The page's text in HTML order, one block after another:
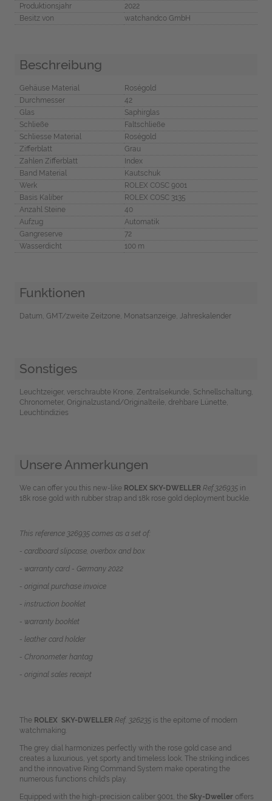
Produktionsjahr
2022
Besitz von
watchandco GmbH
Beschreibung
Gehäuse Material
Roségold
Durchmesser
42
Glas
Saphirglas
Schließe
Faltschließe
Schliesse Material
Roségold
Zifferblatt
Grau
Zahlen Zifferblatt
Index
Band Material
Kautschuk
Werk
ROLEX COSC 9001
Basis Kaliber
ROLEX COSC 3135
Anzahl Steine
40
Aufzug
Automatik
Gangreserve
72
Wasserdicht
100 m
Funktionen
Datum, GMT/zweite Zeitzone, Monatsanzeige, Jahreskalender
Sonstiges
Leuchtzeiger, verschraubte Krone, Zentralsekunde, Schnellschaltung,
Chronometer, Originalzustand/Originalteile, drehbare Lünette,
Leuchtindizies
Unsere Anmerkungen
We can offer you this new-likeROLEX SKY-DWELLER Ref.326935in
18k rose gold with rubber strap and 18k rose gold deployment buckle.
This reference 326935 comes as a set of:
- cardboard slipcase, overbox and box
- warranty card - Germany 2022
- original purchase invoice
- instruction booklet
- warranty booklet
- leather card holder
- Chronometer hantag
- original sales receipt
The ROLEX SKY-DWELLER Ref. 326235 is the epitome of modern
watchmaking.
The grey dial harmonizes perfectly with the rose gold case and
creates a luxurious, yet sporty and timeless look. The striking indices
and the innovative Ring Command System make operating the
numerous functions child's play.
Equipped with the high-precision caliber 9001, the Sky-Dwelleroffers